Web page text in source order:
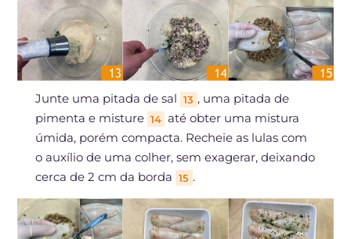
Junte uma pitada de sal 13 , uma pitada de
pimenta e misture 14 até obter uma mistura
úmida, porém compacta. Recheie as lulas com
o auxílio de uma colher, sem exagerar, deixando
cerca de 2 cm da borda 15 .